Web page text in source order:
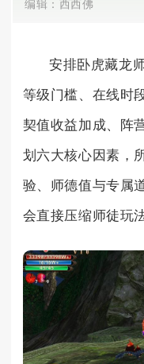
编辑： 西西佛
安排卧虎藏龙
等级门槛、在线时
契值收益加成、阵
划六大核心因素，
验、师德值与专属
会直接压缩师徒玩